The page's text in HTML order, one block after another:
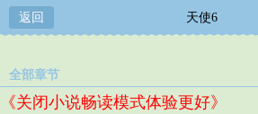
返回 天使6
全部章节
《关闭小说畅读模式体验更好》